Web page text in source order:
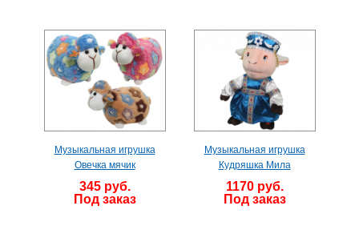
Музыкальная игрушка
Овечка мячик
345 руб.
Под заказ
Музыкальная игрушка
Кудряшка Мила
1170 руб.
Под заказ